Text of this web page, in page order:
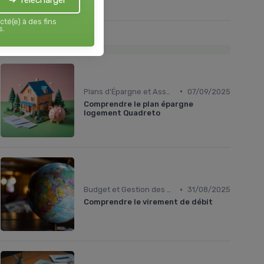
Les plus lus
•
07/09/2025
Comprendre le plan épargne
logement Quadreto
Budget et Gestion des Finances Personnelles •
31/08/2025
Comprendre le virement de débit
à des fins